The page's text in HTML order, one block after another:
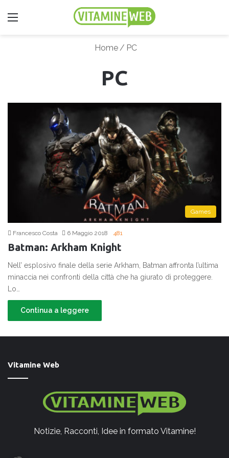
Home / PC
PC
Games
Francesco Costa 6 Maggio 2018 481
Batman: Arkham Knight
Nell’ esplosivo finale della serie Arkham, Batman affronta l’ultima
minaccia nei confronti della città che ha giurato di proteggere.
Lo…
Continua a leggere
Vitamine Web
Notizie, Racconti, Idee in formato Vitamine!